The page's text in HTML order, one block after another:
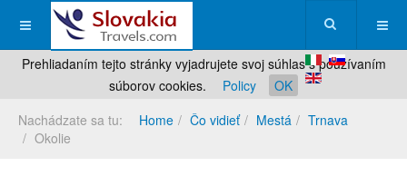
Prehliadaním tejto stránky vyjadrujete svoj súhlas s používaním
súborov cookies.
Policy
OK
Nachádzate sa tu:
Home Čo vidieť Mestá
Trnava
Okolie